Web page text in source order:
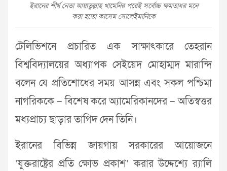
ইরানের শীর্ষ নেতা আয়াতুল্লাহ খামেনির পরেই সর্বোচ্চ ক্ষমতাধর মনে
করা হতো কাসেম সোলেইমানিকে
টেলিভিশনে প্রচারিত এক সাক্ষাৎকারে তেহরান
বিশ্ববিদ্যালয়ের অধ্যাপক সেইয়েদ মোহাম্মদ মারান্দি
বলেন যে প্রতিশোধের সময় আসন্ন এবং সকল পশ্চিমা
নাগরিককে – বিশেষ করে অ্যামেরিকানদের – অতিস্বত্তর
মধ্যপ্রাচ্য ছাড়ার তাগিদ দেন তিনি।
ইরানের বিভিন্ন জায়গায় সরকারের আয়োজনে
‘যুক্তরাষ্ট্রের প্রতি ক্ষোভ প্রকাশ’ করার উদ্দেশ্যে র‍্যালি